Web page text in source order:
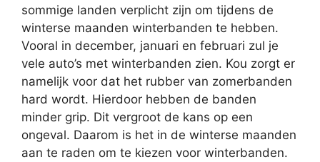
sommige landen verplicht zijn om tijdens de
winterse maanden winterbanden te hebben.
Vooral in december, januari en februari zul je
vele auto’s met winterbanden zien. Kou zorgt er
namelijk voor dat het rubber van zomerbanden
hard wordt. Hierdoor hebben de banden
minder grip. Dit vergroot de kans op een
ongeval. Daarom is het in de winterse maanden
aan te raden om te kiezen voor winterbanden.